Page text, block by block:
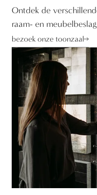
Ontdek de
raam- en
bezoek onze toonzaal